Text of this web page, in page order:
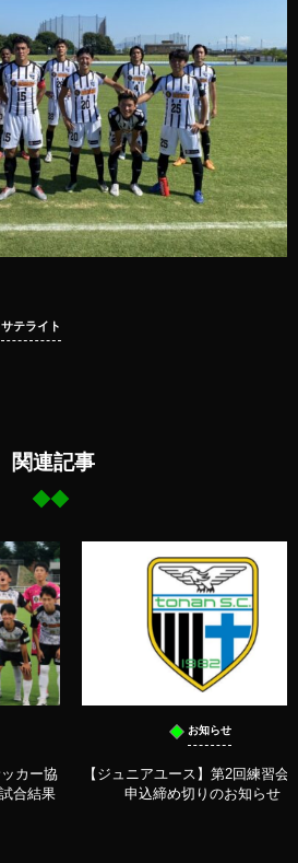
サテライト
関連記事
カー協
合結果
お知らせ
【ジュニアユース】第2回練習会
申込締め切りのお知らせ